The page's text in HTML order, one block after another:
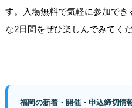
す。入場無料で気軽に参加でき
な2日間をぜひ楽しんでみてくだ
福岡の新着・開催・申込締切情